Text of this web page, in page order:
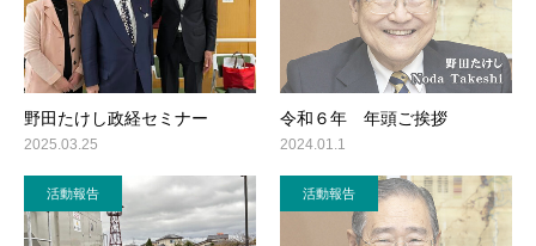
野田たけし政経セミナー
2025.03.25
令和６年 年頭ご挨拶
2024.01.1
活動報告 活動報告